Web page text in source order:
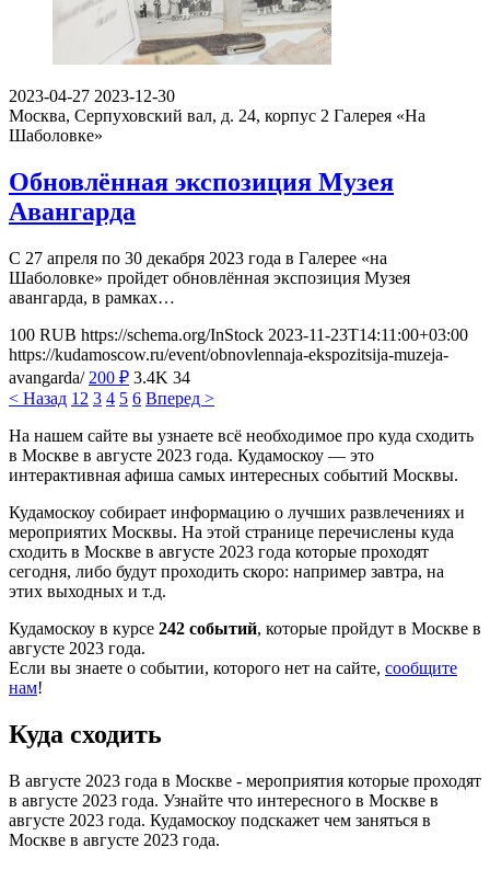
2023-04-27 2023-12-30
Москва, Серпуховский вал, д. 24, корпус 2 Галерея «На
Шаболовке»
Обновлённая экспозиция Музея
Авангарда
С 27 апреля по 30 декабря 2023 года в Галерее «на
Шаболовке» пройдет обновлённая экспозиция Музея
авангарда, в рамках…
100 RUB https://schema.org/InStock 2023-11-23T14:11:00+03:00
https://kudamoscow.ru/event/obnovlennaja-ekspozitsija-muzeja-
avangarda/ 200 ₽ 3.4K 34
< Назад 1 2 3 4 5 6 Вперед >
На нашем сайте вы узнаете всё необходимое про куда сходить
в Москве в августе 2023 года. Кудамоскоу — это
интерактивная афиша самых интересных событий Москвы.
Кудамоскоу собирает информацию о лучших развлечениях и
мероприятих Москвы. На этой странице перечислены куда
сходить в Москве в августе 2023 года которые проходят
сегодня, либо будут проходить скоро: например завтра, на
этих выходных и т.д.
Кудамоскоу в курсе 242 событий, которые пройдут в Москве в
августе 2023 года.
Если вы знаете о событии, которого нет на сайте, сообщите
нам!
Куда сходить
В августе 2023 года в Москве - мероприятия которые проходят
в августе 2023 года. Узнайте что интересного в Москве в
августе 2023 года. Кудамоскоу подскажет чем заняться в
Москве в августе 2023 года.